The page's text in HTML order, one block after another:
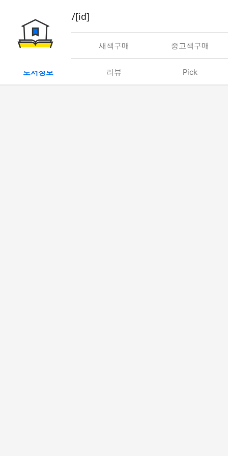
book/rent/[id]
대여 새책구매 중고책구매
도서정보 리뷰 Pick